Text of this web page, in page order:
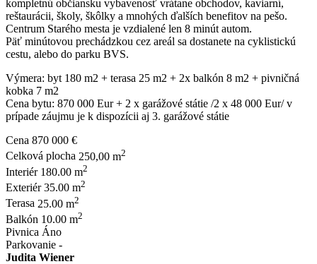
kompletnú občiansku vybavenosť vrátane obchodov, kaviarní,
reštaurácii, školy, škôlky a mnohých ďalších benefitov na pešo.
Centrum Starého mesta je vzdialené len 8 minút autom.
Päť minútovou prechádzkou cez areál sa dostanete na cyklistickú
cestu, alebo do parku BVS.
Výmera: byt 180 m2 + terasa 25 m2 + 2x balkón 8 m2 + pivničná
kobka 7 m2
Cena bytu: 870 000 Eur + 2 x garážové státie /2 x 48 000 Eur/ v
prípade záujmu je k dispozícii aj 3. garážové státie
Cena 870 000 €
Celková plocha 250,00 m2
Interiér 180.00 m2
Exteriér 35.00 m2
Terasa 25.00 m2
Balkón 10.00 m2
Pivnica Áno
Parkovanie -
Judita Wiener